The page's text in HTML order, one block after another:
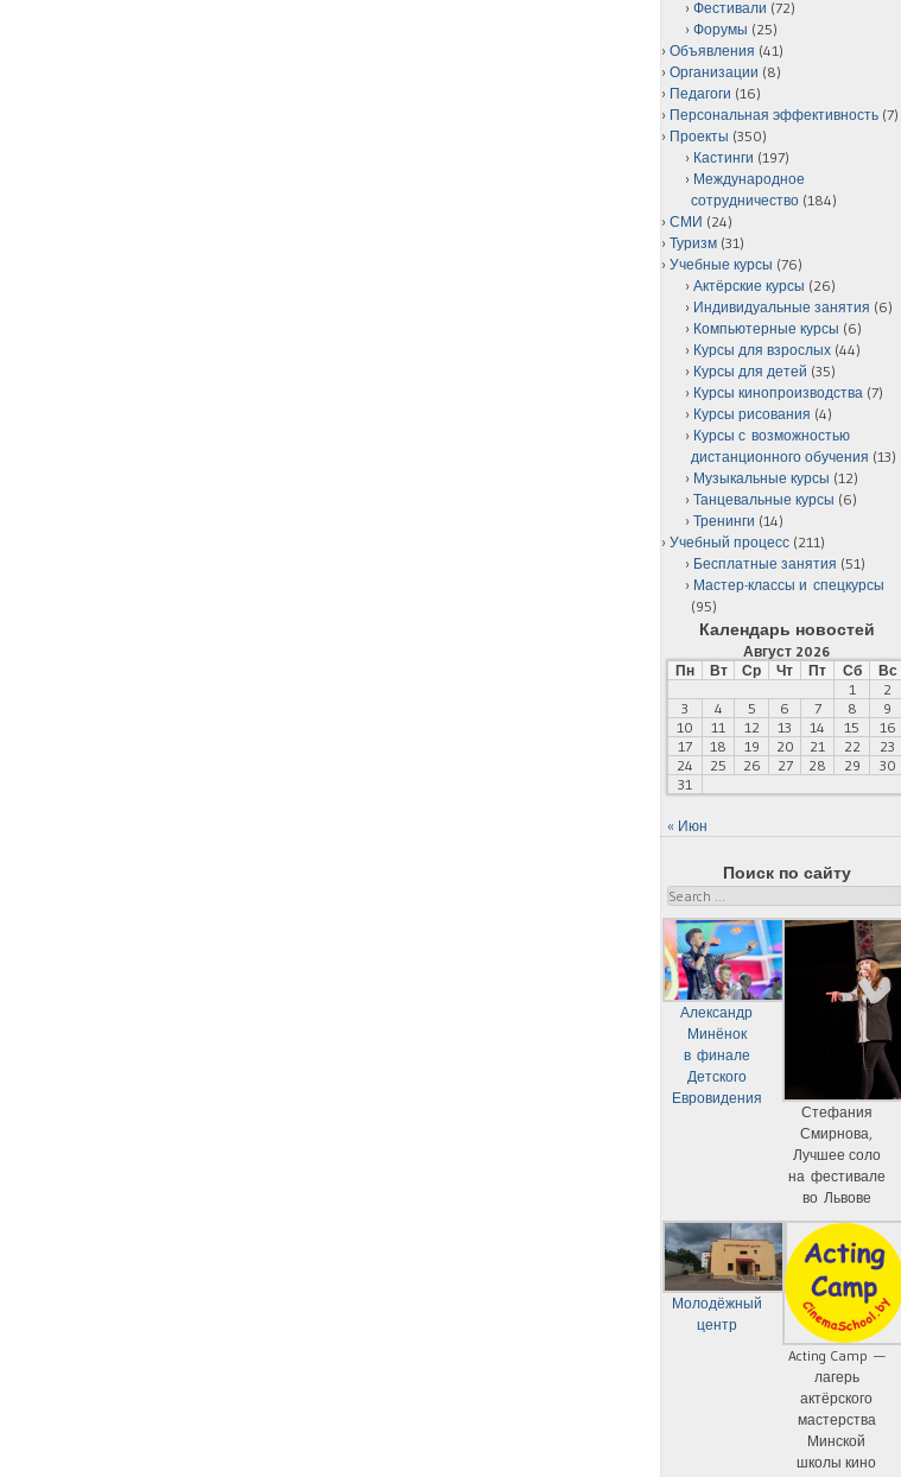
Фестивали (72)
Форумы (25)
Объявления (41)
Организации (8)
Педагоги (16)
Персональная эффективность (7)
Проекты (350)
Кастинги (197)
Международное
сотрудничество (184)
СМИ (24)
Туризм (31)
Учебные курсы (76)
Актёрские курсы (26)
Индивидуальные занятия (6)
Компьютерные курсы (6)
Курсы для взрослых (44)
Курсы для детей (35)
Курсы кинопроизводства (7)
Курсы рисования (4)
Курсы с возможностью
дистанционного обучения (13)
Музыкальные курсы (12)
Танцевальные курсы (6)
Тренинги (14)
Учебный процесс (211)
Бесплатные занятия (51)
Мастер-классы и спецкурсы
(95)
Календарь новостей
Август 2026
Пн
Вт Ср Чт Пт Сб
Вс
1
2
3
4 5 6 7 8
9
10
11 12 13 14 15
16
17
18 19 20 21 22
23
24
25 26 27 28 29
30
31
« Июн
Поиск по сайту
Search
Александр
Минёнок
в финале
Детского
Евровидения
Стефания
Смирнова,
Лучшее соло
на фестивале
во Львове
Молодёжный
центр
Acting Camp —
лагерь
актёрского
мастерства
Минской
школы кино